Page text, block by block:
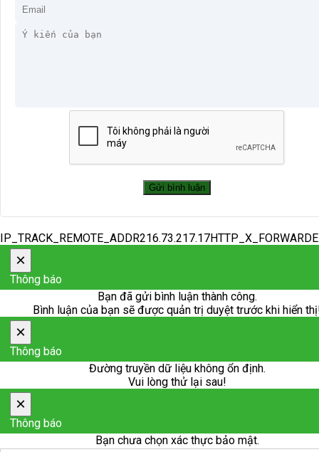
×
Thông báo
Bạn đã gửi bình luận thành công.
Bình luận của bạn sẽ được quản trị duyệt trước khi hiển
×
Thông báo
Đường truyền dữ liệu không ổn định.
Vui lòng thử lại sau!
×
Thông báo
Bạn chưa chọn xác thực bảo mật.